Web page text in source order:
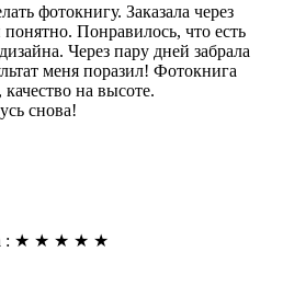
фотокнигу. Заказала через
понятно. Понравилось, что есть
Через пару дней забрала
меня поразил! Фотокнига
на высоте.
снова!
: ★ ★ ★ ★ ★